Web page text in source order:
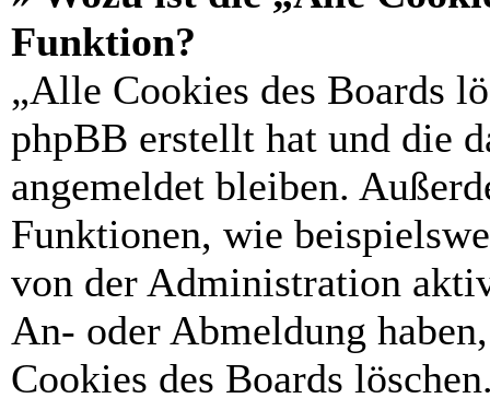
Funktion?
„Alle Cookies des Boards
phpBB erstellt hat und die
angemeldet bleiben.
Funktionen, wie
von der Administration
An- oder Abmeldung
Cookies des Boards